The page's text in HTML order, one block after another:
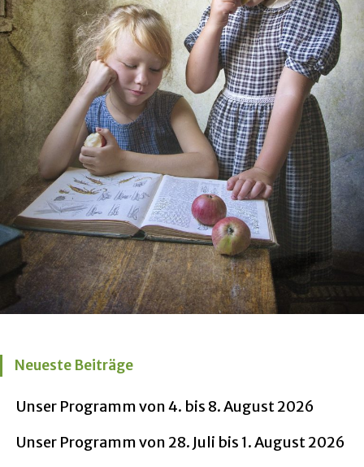
Neueste Beiträge
Unser Programm von 4. bis 8. August 2026
Unser Programm von 28. Juli bis 1. August 2026